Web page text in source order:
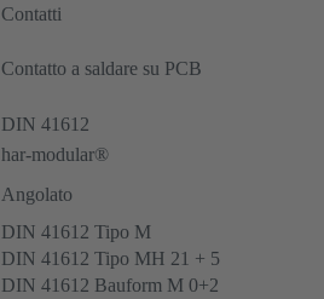
Contatti
Contatto a saldare su PCB
DIN 41612
har-modular®
Angolato
DIN 41612 Tipo M
DIN 41612 Tipo MH 21 + 5
DIN 41612 Bauform M 0+2